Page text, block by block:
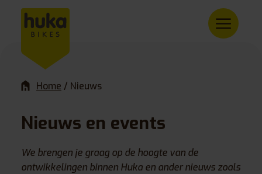
Home / Nieuws
Nieuws en events
We brengen je graag op de hoogte van de
ontwikkelingen binnen Huka en ander nieuws zoals